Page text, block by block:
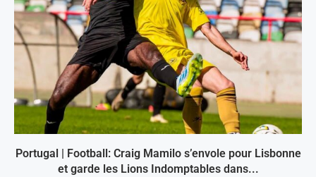
Portugal | Football: Craig Mamilo s’envole pour Lisbonne
et garde les Lions Indomptables dans...